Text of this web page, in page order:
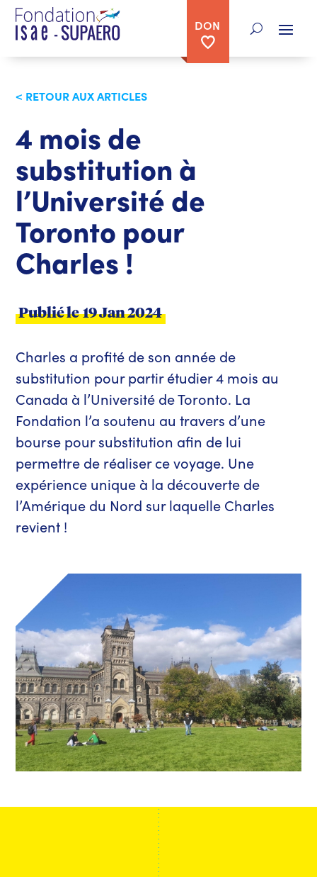
DON
< RETOUR AUX ARTICLES
4 mois de
substitution à
l’Université de
Toronto pour
Charles !
Publié le 19 Jan 2024
Charles a profité de son année de
substitution pour partir étudier 4 mois au
Canada à l’Université de Toronto. La
Fondation l’a soutenu au travers d’une
bourse pour substitution afin de lui
permettre de réaliser ce voyage. Une
expérience unique à la découverte de
l’Amérique du Nord sur laquelle Charles
revient !